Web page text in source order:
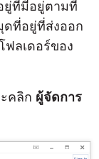
ยู่ที่มีอยู่ตามที่
ที่อยู่ที่ส่งออก
ฟลเดอร์ของ
คลิก ผู้จัดการ